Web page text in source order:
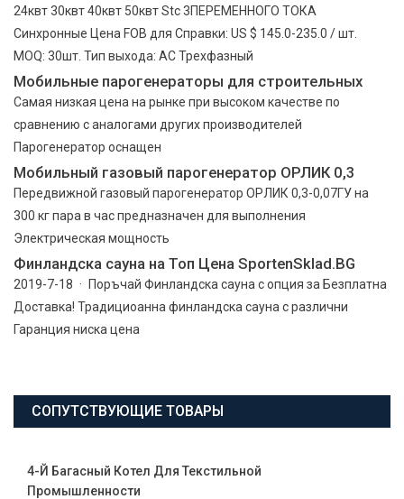
24квт 30квт 40квт 50квт Stc 3ПЕРЕМЕННОГО ТОКА
Синхронные Цена FOB для Справки: US $ 145.0-235.0 / шт.
MOQ: 30шт. Тип выхода: AC Трехфазный
Мобильные парогенераторы для строительных
Самая низкая цена на рынке при высоком качестве по
сравнению с аналогами других производителей
Парогенератор оснащен
Мобильный газовый парогенератор ОРЛИК 0,3
Передвижной газовый парогенератор ОРЛИК 0,3-0,07ГУ на
300 кг пара в час предназначен для выполнения
Электрическая мощность
Финландска сауна на Топ Цена SportenSklad.BG
2019-7-18 · Поръчай Финландска сауна с опция за Безплатна
Доставка! Традициоанна финландска сауна с различни
Гаранция ниска цена
СОПУТСТВУЮЩИЕ ТОВАРЫ
4-Й Багасный Котел Для Текстильной
Промышленности